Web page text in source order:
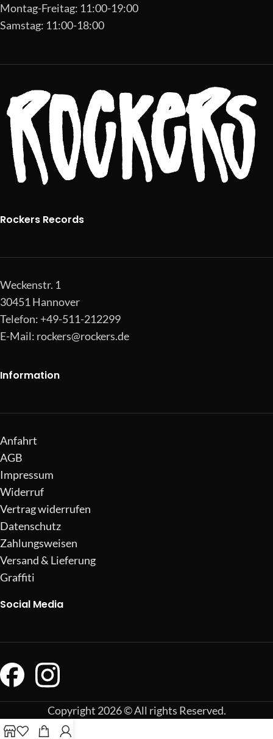
Montag-Freitag: 11:00-19:00
Samstag: 11:00-18:00
Rockers Records
Weckenstr. 1
30451 Hannover
Telefon: +49-511-212299
E-Mail: rockers@rockers.de
Information
Anfahrt
AGB
Impressum
Widerruf
Vertrag widerrufen
Datenschutz
Zahlungsweisen
Versand & Lieferung
Graffiti
Social Media
Copyright 2026 © All rights Reserved.